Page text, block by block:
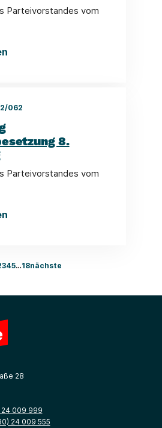
Parteivorstandes vom
062
8.
Parteivorstandes vom
345…18nächste
28
24 009 999
24 009 555